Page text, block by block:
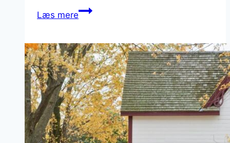
Læs mereFå
udearealet
omkring
din
ejendom